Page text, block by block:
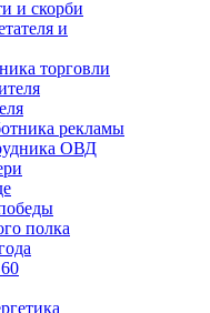
и скорби
и
торговли
рекламы
ОВД
полка